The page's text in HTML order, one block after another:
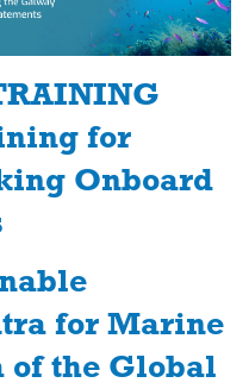
for
Onboard
for Marine
of the Global